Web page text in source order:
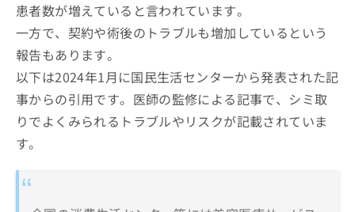
患者数が増えていると言われています。
一方で、契約や術後のトラブルも増加しているという
報告もあります。
以下は2024年1月に国民生活センターから発表された記
事からの引用です。医師の監修による記事で、シミ取
りでよくみられるトラブルやリスクが記載されていま
す。